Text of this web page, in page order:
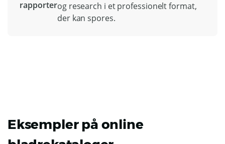
og research i et professionelt format,
der kan spores.
Eksempler på online